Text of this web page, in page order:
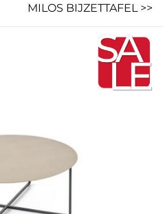
MILOS BIJZETTAFEL >>